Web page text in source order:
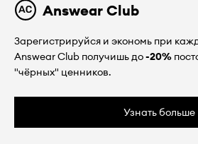
Answear Club
Зарегистрируйся и экономь при
Answear Club получишь до-20%
"чёрных" ценников.
Узнать больше